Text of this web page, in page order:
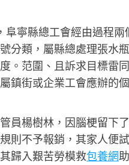
阜寧縣總工會經由過程兩
分類，屬縣總處理張水
。范圍、且訴求目標雷
鎮街或企業工會應辦的
員楊樹林，因腦梗留下
則不予報銷，其家人便
歸入艱苦勞模救包養網